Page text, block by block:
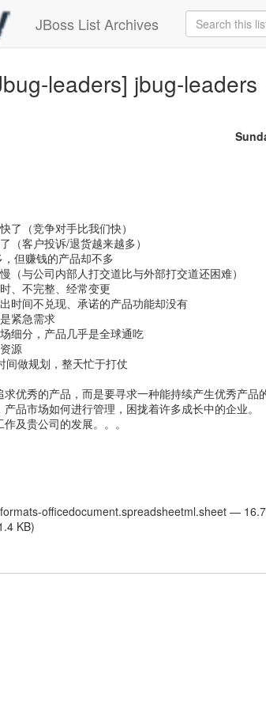
JBoss List Archives
leaders] jbug-leaders
了（竞争对手比我们快）
（客户投诉/退货越来越多）
但赚钱的产品却不多
（与公司内部人打交道比与外部打交道还困难）
、不完整、经常变更
时间不兑现、承诺的产品功能却没有
紧急需求
细分，产品几乎是全球通吃
源
间做规划，整天忙于打仗
优秀的产品，而是要寻求一种能持续产生优秀产品
品市场如何进行管理，困拢着许多成长中的企业。
及贵公司的发展。。。
officedocument.spreadsheetml.sheet —
KB)